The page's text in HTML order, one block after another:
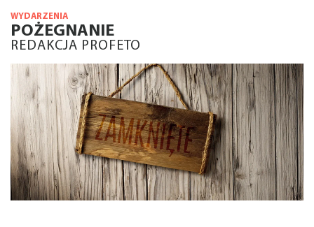
WYDARZENIA
POŻEGNANIE
REDAKCJA PROFETO